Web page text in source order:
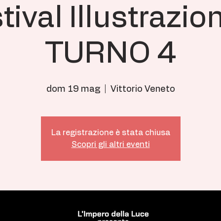
TURNO 4
dom 19 mag
  |
Vittorio Veneto
La registrazione è stata chiusa
Scopri gli altri eventi